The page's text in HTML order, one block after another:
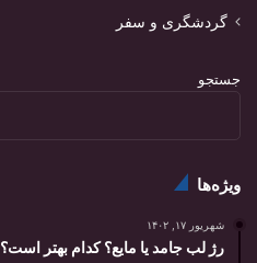
گردشگری و سفر
جستجو
ویژه‌ها
شهریور ۱۷, ۱۴۰۲
رژ لب جامد یا مایع؟ کدام بهتر است؟